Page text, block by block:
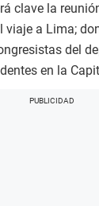
clave la
a Lima;
del
en la